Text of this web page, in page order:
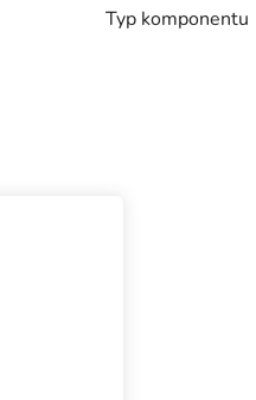
Typ komponentu